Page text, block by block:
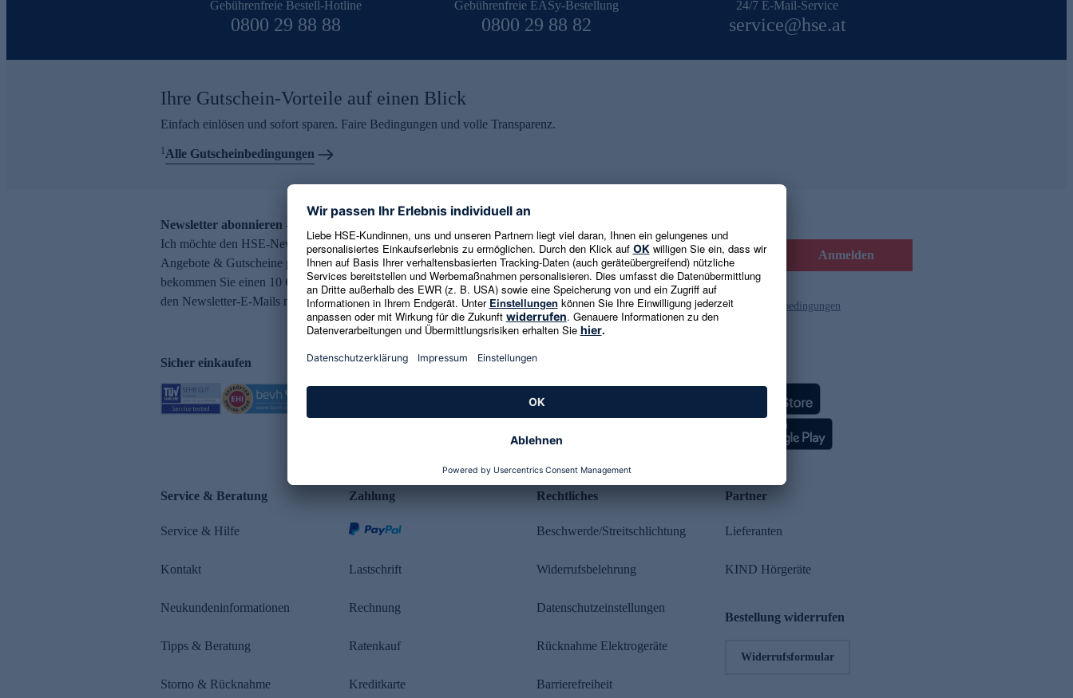
Gebührenfreie Bestell-Hotline
0800 29 88 88
Gebührenfreie EASy-Bestellung
0800 29 88 82
24/7 E-Mail-Service
service@hse.at
Ihre Gutschein-Vorteile auf einen Blick
Einfach einlösen und sofort sparen. Faire Bedingungen und volle Transparenz.
1Alle Gutscheinbedingungen
Newsletter abonnieren – 10 € Gutschein erhalten
Ich möchte den HSE-Newsletter abonnieren und aktuelle Trends,
Angebote & Gutscheine per E-Mail erhalten. Als Dankeschön
bekommen Sie einen 10 € Gutschein. Eine Abmeldung ist jederzeit in
den Newsletter-E-Mails möglich.
E-Mail-Adresse eingeben Anmelden
Es gelten die Datenschutzrichtlinienund die Gutscheinbedingungen
Sicher einkaufen Kundenbewertung
Service & Beratung
Service & Hilfe
Kontakt
Neukundeninformationen
Tipps & Beratung
Storno & Rücknahme
Zahlung
Lastschrift
Rechnung
Ratenkauf
Kreditkarte
Rechtliches
Beschwerde/Streitschlichtung
Widerrufsbelehrung
Datenschutzeinstellungen
Rücknahme Elektrogeräte
Barrierefreiheit
Partner
Lieferanten
KIND Hörgeräte
Bestellung widerrufen
Widerrufsformular